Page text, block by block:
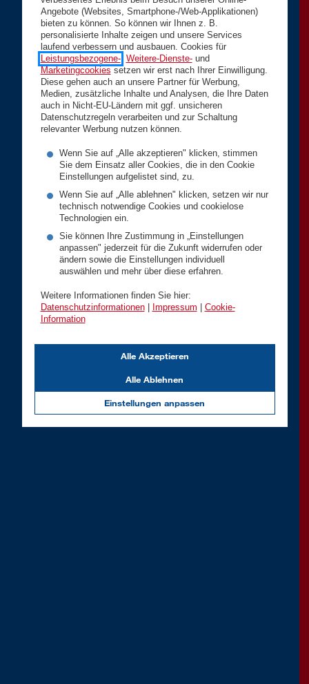
Angebote (Websites, Smartphone-/Web-Applikationen)
bieten zu können. So können wir Ihnen z. B.
personalisierte Inhalte zeigen und unsere Services
laufend verbessern und ausbauen. Cookies für
Leistungsbezogene-, Weitere-Dienste-und
Marketingcookies setzen wir erst nach Ihrer Einwilligung.
Diese gehen auch an unsere Partner für Werbung,
Medien, zusätzliche Inhalte und Analysen, die Ihre Daten
auch in Nicht-EU-Ländern mit ggf. unsicheren
Datenschutzregeln verarbeiten und zur Schaltung
relevanter Werbung nutzen können.
Wenn Sie auf „Alle akzeptieren" klicken, stimmen
Sie dem Einsatz aller Cookies, die in den Cookie
Einstellungen aufgelistet sind, zu.
Wenn Sie auf „Alle ablehnen" klicken, setzen wir nur
technisch notwendige Cookies und cookielose
Technologien ein.
Sie können Ihre Zustimmung in „Einstellungen
anpassen" jederzeit für die Zukunft widerrufen oder
ändern sowie die Einstellungen individuell
auswählen und mehr über diese erfahren.
Weitere Informationen finden Sie hier:
Datenschutzinformationen| Impressum
Cookie-
Information
Einstellungen anpassen
Alle Ablehnen
Alle Akzeptieren